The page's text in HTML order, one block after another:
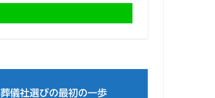
葬儀社選びの最初の一歩